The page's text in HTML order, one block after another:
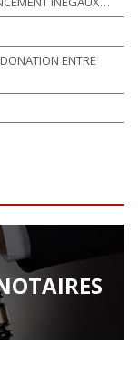
ENTRE